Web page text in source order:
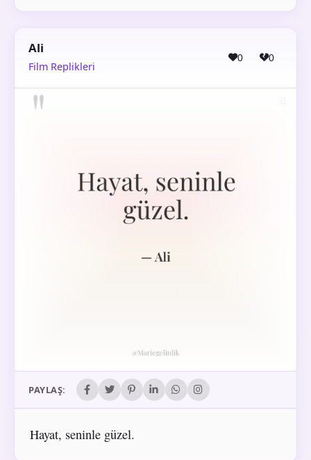
Ali
Film Replikleri
0 0
PAYLAŞ:
Hayat, seninle güzel.